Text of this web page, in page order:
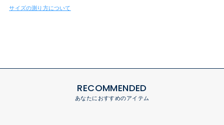
サイズの測り方について
RECOMMENDED
あなたにおすすめのアイテム